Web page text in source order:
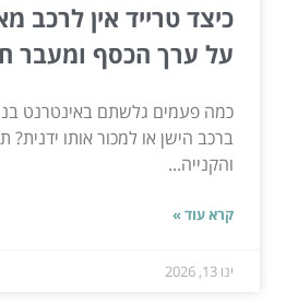
כיצד טרייד אין לרכב
על ערך הכסף ומעבר
כמה פעמים גלשתם באינטרנט
ברכב הישן או למכור אותו ידנית?
והקנייה...
קרא עוד »
ינו 13, 2026